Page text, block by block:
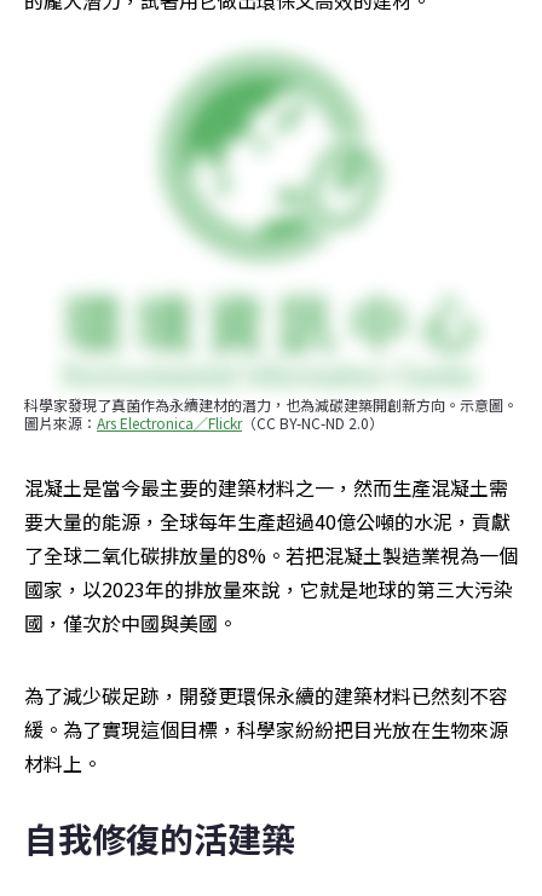
科學家發現了真菌作為永續建材的潛力，也為減碳建築開創新方向。示意圖。
圖片來源： Ars Electronica／Flickr（CC BY-NC-ND 2.0）
混凝土是當今最主要的建築材料之一，然而生產混凝土需
要大量的能源，全球每年生產超過40億公噸的水泥，貢獻
了全球二氧化碳排放量的8%。若把混凝土製造業視為一個
國家，以2023年的排放量來說，它就是地球的第三大污染
國，僅次於中國與美國。
為了減少碳足跡，開發更環保永續的建築材料已然刻不容
緩。為了實現這個目標，科學家紛紛把目光放在生物來源
材料上。
自我修復的活建築